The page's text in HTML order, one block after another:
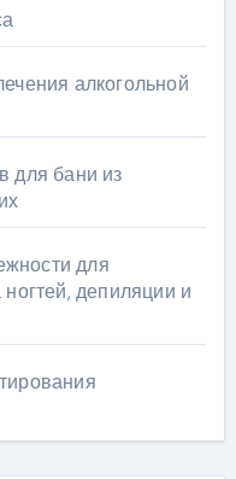
алкогольной
для бани из
для
депиляции и